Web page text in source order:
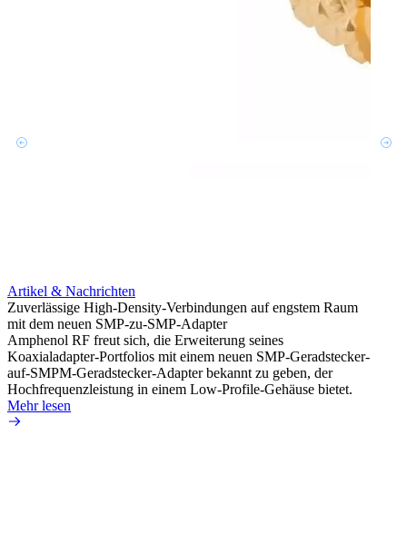
Artikel & Nachrichten
Zuverlässige High-Density-Verbindungen auf engstem Raum
mit dem neuen SMP-zu-SMP-Adapter
Amphenol RF freut sich, die Erweiterung seines
Koaxialadapter-Portfolios mit einem neuen SMP-Geradstecker-
auf-SMPM-Geradstecker-Adapter bekannt zu geben, der
Hochfrequenzleistung in einem Low-Profile-Gehäuse bietet.
Mehr lesen